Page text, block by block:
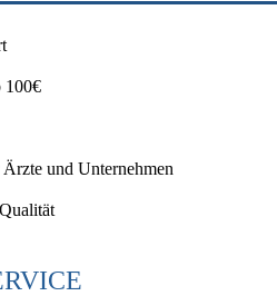
100€
und Unternehmen